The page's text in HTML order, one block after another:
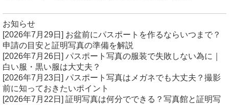
お知らせ
[2026年7月29日] お盆前にパスポートを作るならいつまで？
申請の目安と証明写真の準備を解説
[2026年7月26日] パスポート写真の服装で失敗しない為に｜
白い服・黒い服は大丈夫？
[2026年7月23日] パスポート写真はメガネでも大丈夫？撮影
前に知っておきたいポイント
[2026年7月22日] 証明写真は何分でできる？写真館と証明写